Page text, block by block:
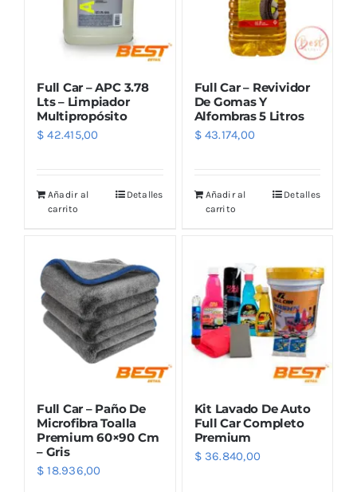
Full Car – APC 3.78
Lts – Limpiador
Multipropósito
$ 42.415,00
Añadir al
carrito
Detalles
Full Car – Revividor
De Gomas Y
Alfombras 5 Litros
$43.174,00
Añadir al
carrito
Detalles
Full Car – Paño De
Microfibra Toalla
Premium 60×90 Cm
– Gris
$ 18.936,00
Kit Lavado De Auto
Full Car Completo
Premium
$36.840,00